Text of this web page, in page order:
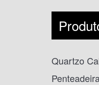
Quartzo